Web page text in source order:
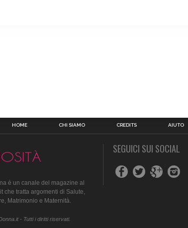
HOME CHI SIAMO CREDITS AIUTO
è un canale del magazine al
che tratta argomenti di Salute,
Matrimonio e Maternità.
- Tutti i diritti riservati.
SEGUICI SUI SOCIAL